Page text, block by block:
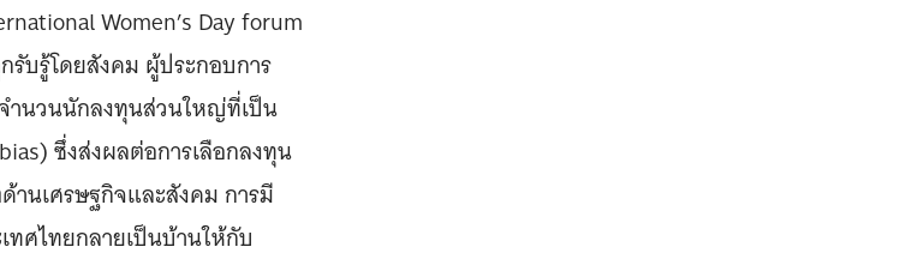
Women’s Day forum
บรู้โดยสังคม ผู้ประกอบการ
ำนวนนักลงทุนส่วนใหญ่ที่เป็น
ซึ่งส่งผลต่อการเลือกลงทุน
นเศรษฐกิจและสังคม การมี
ศไทยกลายเป็นบ้านให้กับ